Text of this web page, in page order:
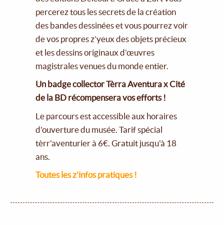
percerez tous les secrets de la création
des bandes dessinées et vous pourrez voir
de vos propres z’yeux des objets précieux
et les dessins originaux d’œuvres
magistrales venues du monde entier.
Un badge collector Tèrra Aventura x Cité
de la BD récompensera vos efforts !
Le parcours est accessible aux horaires
d'ouverture du musée. Tarif spécial
tèrr'aventurier à 6€. Gratuit jusqu'à 18
ans.
Toutes les z'infos pratiques !